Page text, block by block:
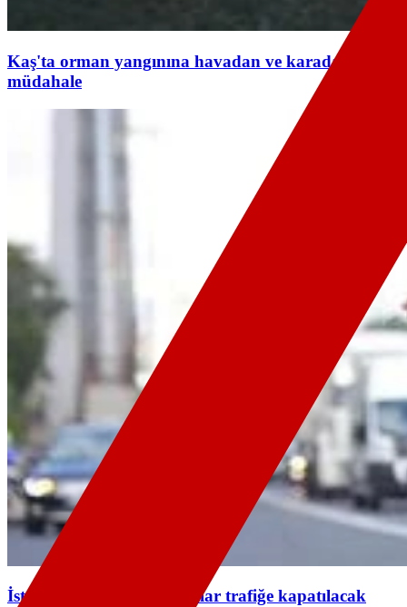
Kaş'ta orman yangınına havadan ve karadan
müdahale
İstanbul'da yarın bazı yollar trafiğe kapatılacak